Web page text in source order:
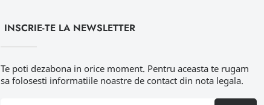
INSCRIE-TE LA NEWSLETTER
Te poti dezabona in orice moment. Pentru aceasta te rugam
sa folosesti informatiile noastre de contact din nota legala.